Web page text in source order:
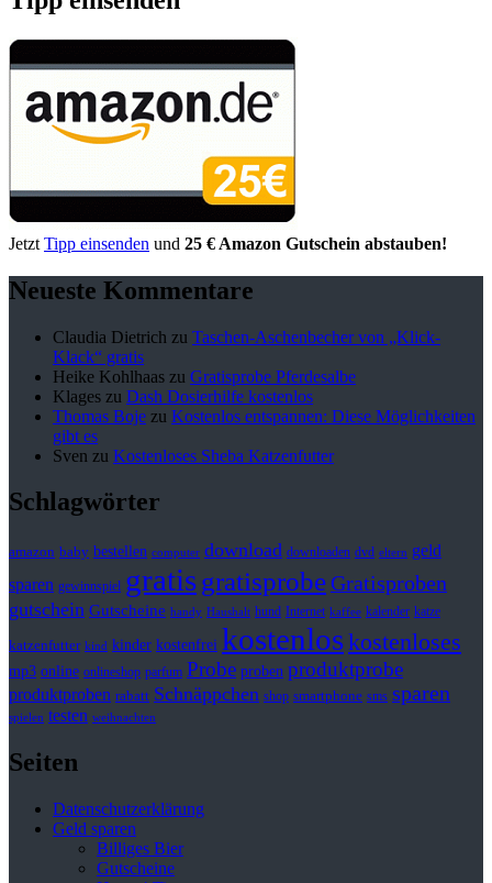
Jetzt Tipp einsenden und 25 € Amazon Gutschein abstauben!
Neueste Kommentare
Claudia Dietrich zu Taschen-Aschenbecher von „Klick-
Klack“ gratis
Heike Kohlhaas zu Gratisprobe Pferdesalbe
Klages zu Dash Dosierhilfe kostenlos
Thomas Boje zu Kostenlos entspannen: Diese Möglichkeiten
gibt es
Sven zu Kostenloses Sheba Katzenfutter
Schlagwörter
amazon baby bestellen computer download downloaden dvd eltern geld
sparen gewinnspiel gratisgratisprobeGratisproben
gutschein Gutscheine handy Haushalt hund Internet kaffee kalender katze
katzenfutter kind kinder kostenfrei kostenloskostenloses
mp3 online onlineshop parfum Probe proben produktprobe
produktproben rabatt Schnäppchen shop smartphone sms sparen
spielen testen weihnachten
Seiten
Datenschutzerklärung
Geld sparen
Billiges Bier
Gutscheine